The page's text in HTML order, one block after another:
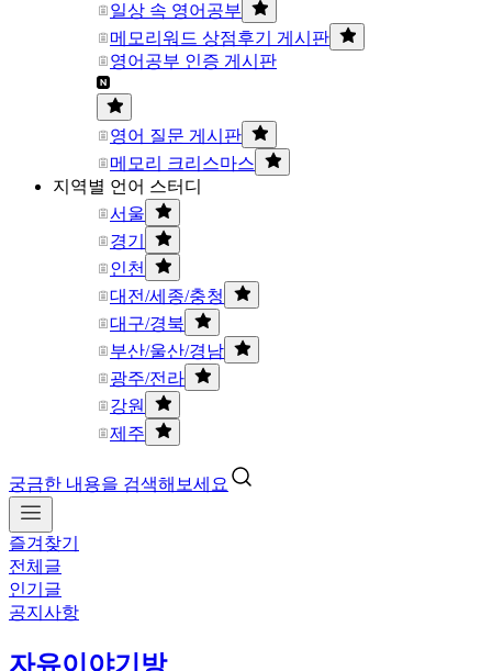
일상 속 영어공부
메모리워드 상점후기 게시판
영어공부 인증 게시판
영어 질문 게시판
메모리 크리스마스
지역별 언어 스터디
서울
경기
인천
대전/세종/충청
대구/경북
부산/울산/경남
광주/전라
강원
제주
궁금한 내용을 검색해보세요
즐겨찾기
전체글
인기글
공지사항
자유이야기방